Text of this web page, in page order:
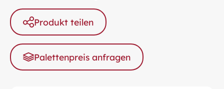
Produkt teilen
Palettenpreis anfragen